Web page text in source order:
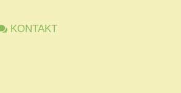
KONTAKT